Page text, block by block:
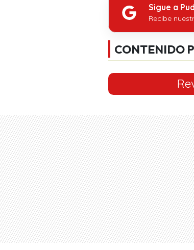
Sigue a
Recibe
CONTENIDO